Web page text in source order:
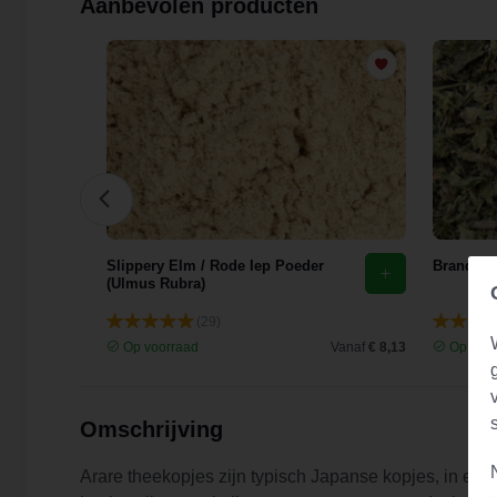
Aanbevolen producten
Slippery Elm / Rode Iep Poeder
(Ulmus Rubra)
Op voorraad
Vanaf € 8,13
Op
Omschrijving
Arare theekopjes zijn typisch Japanse kopjes, in